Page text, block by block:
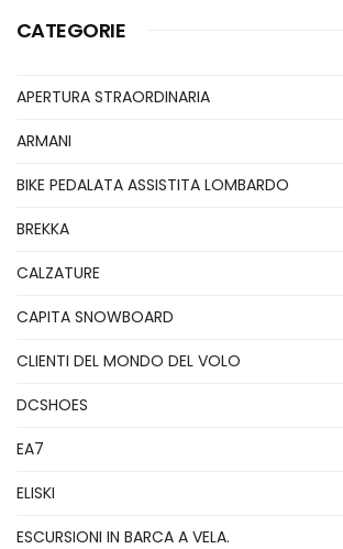
CATEGORIE
APERTURA STRAORDINARIA
ARMANI
BIKE PEDALATA ASSISTITA LOMBARDO
BREKKA
CALZATURE
CAPITA SNOWBOARD
CLIENTI DEL MONDO DEL VOLO
DCSHOES
EA7
ELISKI
ESCURSIONI IN BARCA A VELA.